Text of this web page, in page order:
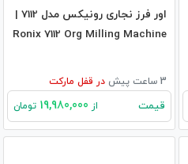
اور فرز نجاری رونیکس مدل 7112 |
Ronix 7112 Org Milling Machine
3 ساعت پیش در قفل مارکت
قیمت از تومان